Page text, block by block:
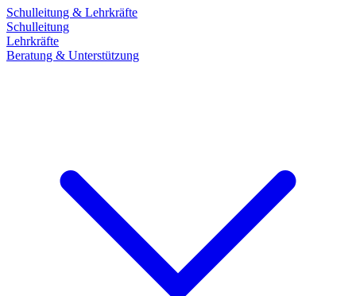
Schulleitung & Lehrkräfte
Schulleitung
Lehrkräfte
Beratung & Unterstützung